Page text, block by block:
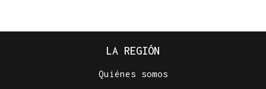
LA REGIÓN
Quiénes somos